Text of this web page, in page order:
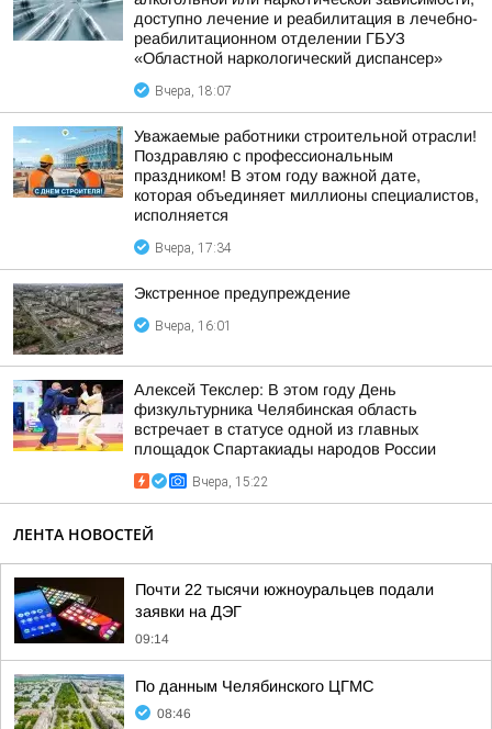
доступно лечение и реабилитация в лечебно-
реабилитационном отделении ГБУЗ
«Областной наркологический диспансер»
Вчера, 18:07
Уважаемые работники строительной отрасли!
Поздравляю с профессиональным
праздником! В этом году важной дате,
которая объединяет миллионы специалистов,
исполняется
Вчера, 17:34
Экстренное предупреждение
Вчера, 16:01
Алексей Текслер: В этом году День
физкультурника Челябинская область
встречает в статусе одной из главных
площадок Спартакиады народов России
Вчера, 15:22
ЛЕНТА НОВОСТЕЙ
Почти 22 тысячи южноуральцев подали
заявки на ДЭГ
09:14
По данным Челябинского ЦГМС
08:46